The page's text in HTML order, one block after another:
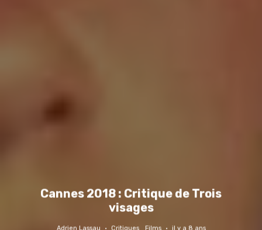
Cannes 2018 : Critique de Trois
visages
Adrien Lassau · Critiques Films · il y a 8 ans